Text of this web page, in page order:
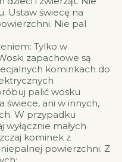
Ustaw świecę na
Nie pal
Tylko w
zapachowe są
kominkach do
palić wosku
świece, ani w innych,
W przypadku
małych
kominek z
powierzchni. Z